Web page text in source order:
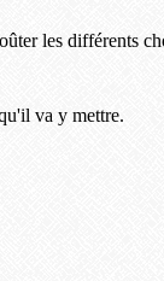
les différents
va y mettre.